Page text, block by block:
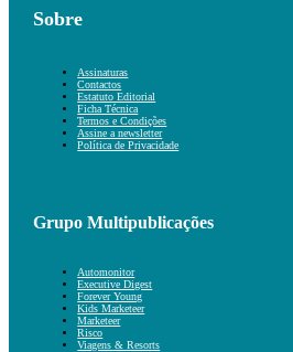
Sobre
Assinaturas
Contactos
Estatuto Editorial
Ficha Técnica
Termos e Condições
Assine a newsletter
Política de Privacidade
Grupo Multipublicações
Automonitor
Executive Digest
Forever Young
Kids Marketeer
Marketeer
Risco
Viagens & Resorts